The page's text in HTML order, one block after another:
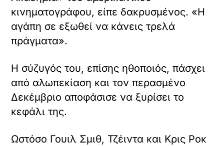
κινηματογράφου, είπε δακρυσμένος. «Η
αγάπη σε εξωθεί να κάνεις τρελά
πράγματα».
Η σύζυγός του, επίσης ηθοποιός, πάσχει
από αλωπεκίαση και τον περασμένο
Δεκέμβριο αποφάσισε να ξυρίσει το
κεφάλι της.
Ωστόσο Γουιλ Σμιθ, Τζέιντα και Κρις Ροκ